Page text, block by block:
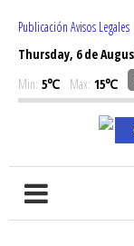
Publicación Avisos Legales
Thursday, 6 de
Min: 5℃ Max: 15℃